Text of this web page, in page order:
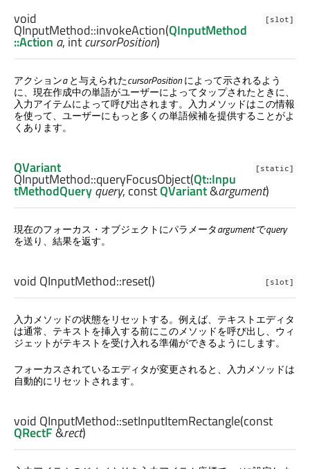
[slot]
void
QInputMethod::invokeAction(QInputMethod
::Action a, intcursorPosition)
アクションaと与えられたcursorPositionによって示されるよう
に、現在作成中の単語がユーザーによってタップされたときに、
入力アイテムによって呼び出されます。入力メソッドはこの情報
を使って、ユーザーにもっと多くの単語候補を提供することがよ
くあります。
[static]
QVariant
QInputMethod::queryFocusObject(Qt::Inpu
tMethodQueryquery, constQVariant&argument)
現在のフォーカス・オブジェクトにパラメータargumentでquery
を送り、結果を返す。
[slot]
void QInputMethod::reset()
入力メソッドの状態をリセットする。例えば、テキストエディタ
は通常、テキストを挿入する前にこのメソッドを呼び出し、ウィ
ジェットがテキストを受け入れる準備ができるようにします。
フォーカスされているエディタが変更されると、入力メソッドは
自動的にリセットされます。
void QInputMethod::setInputItemRectangle(const
QRectF&rect)